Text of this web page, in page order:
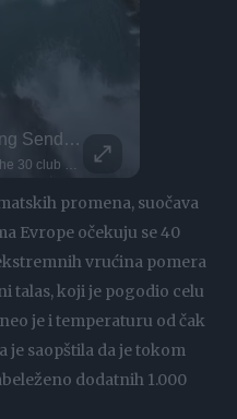
Just Send It - Diving Sends Of The Week!
Alex.saglini - Entering the 30 club with this one
promena, suočava
Evrope očekuju se 40
vrućina pomera
talas, koji je pogodio celu
je i temperaturu od čak
je saopštila da je tokom
dodatnih 1.000